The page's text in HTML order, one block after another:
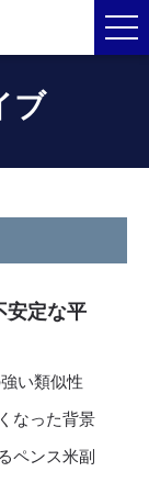
ブ
安定な平
い類似性
なった背景
ペンス米副